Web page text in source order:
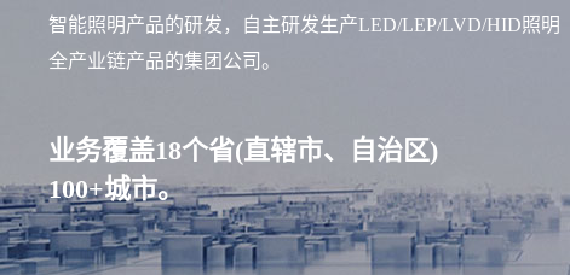
智能照明产品的研发，自主研发生产LED/LEP/LVD/HID照明
全产业链产品的集团公司。
业务覆盖18个省(直辖市、自治区)
100+城市。